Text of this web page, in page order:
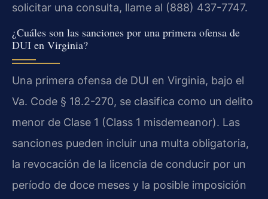
solicitar una consulta, llame al (888) 437-7747.
¿Cuáles son las sanciones por una primera ofensa de
DUI en Virginia?
Una primera ofensa de DUI en Virginia, bajo el
Va. Code § 18.2-270, se clasifica como un delito
menor de Clase 1 (Class 1 misdemeanor). Las
sanciones pueden incluir una multa obligatoria,
la revocación de la licencia de conducir por un
período de doce meses y la posible imposición